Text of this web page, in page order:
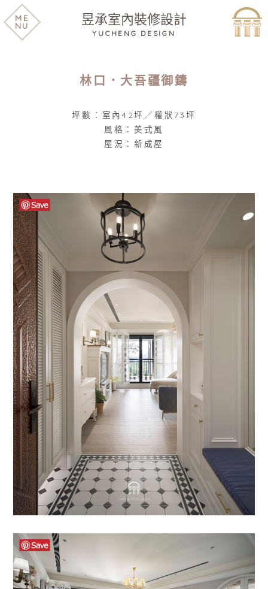
昱承室內裝修設計
YUCHENG DESIGN
ME
NU
林口．大吾疆御鑄
坪數：室內42坪／權狀73坪
風格：美式風
屋況：新成屋